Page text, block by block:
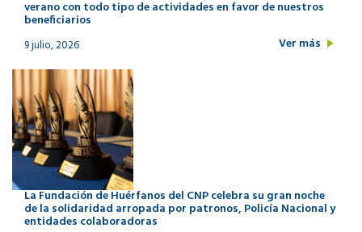
verano con todo tipo de actividades en favor de nuestros
beneficiarios
9 julio, 2026 Ver más
La Fundación de Huérfanos del CNP celebra su gran noche
de la solidaridad arropada por patronos, Policía Nacional y
entidades colaboradoras